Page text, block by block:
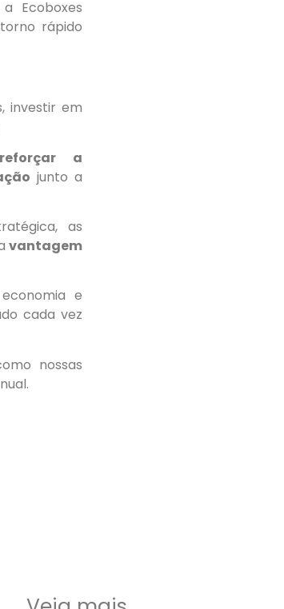
Ecoboxes
rápido
investir em
a
junto a
as
vantagem
e
cada vez
nossas